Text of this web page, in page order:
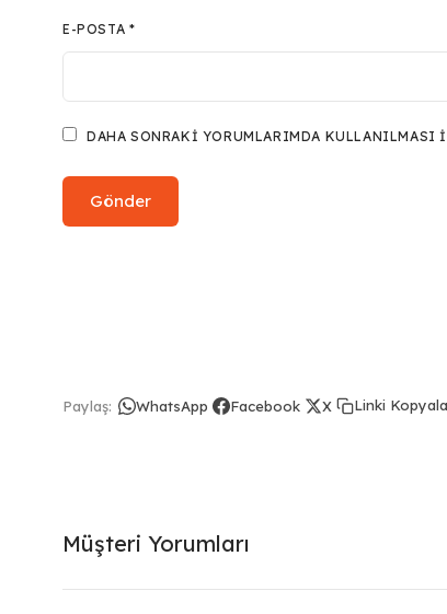
E-POSTA *
DAHA SONRAKI YORUMLARIMDA KULLANILMASI
Paylaş: WhatsApp Facebook X Linki Kopyala
Müşteri Yorumları